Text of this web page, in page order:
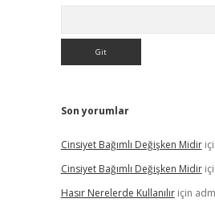
Son yorumlar
Cinsiyet Bağımlı Değişken Midir
Cinsiyet Bağımlı Değişken Midir
Hasır Nerelerde Kullanılıriçin